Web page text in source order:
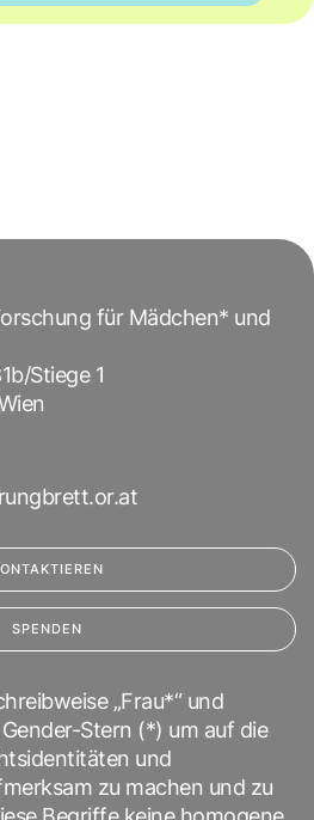
für Mädchen* und
Stiege 1
SPENDEN
„Frau*“ und
Stern (*) um auf die
und
zu machen und zu